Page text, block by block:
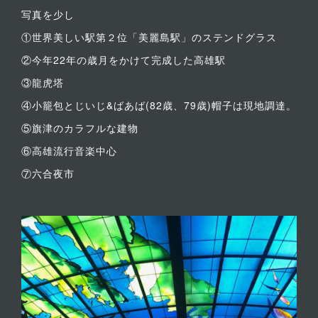
写真を少し
①世界美しい駅第２位「美麗島駅」のステンドグラス
②今年22年の歳月をかけて完成した高雄駅
③龍虎塔
④小籠包とじいじ&ばあば(82歳、79歳)帽子は現地調達。
⑤旗津のカラフルな建物
⑥高雄流行音楽中心
⑦六合夜市